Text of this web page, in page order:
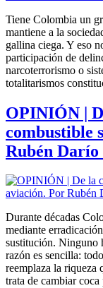
Tiene Colombia un
mantiene a la
gallina ciega. Y eso
participación de
narcoterrorismo o
totalitarismos
OPINIÓN |
combustible
Rubén
Durante décadas
mediante
sustitución. Ninguno
razón es sencilla:
reemplaza la riqueza
trata de cambiar